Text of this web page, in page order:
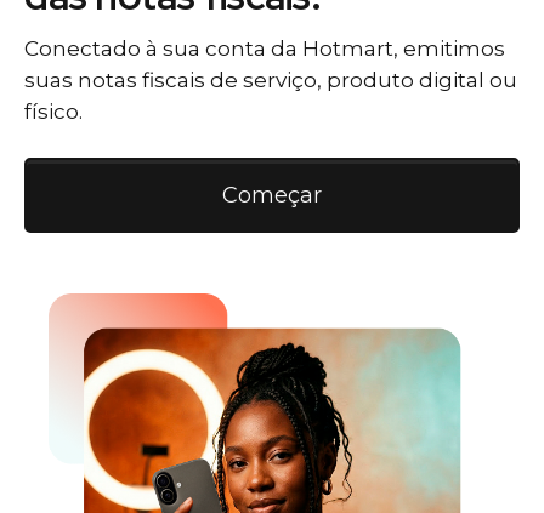
Conectado à sua conta da Hotmart, emitimos
suas notas fiscais de serviço, produto digital ou
físico.
Começar